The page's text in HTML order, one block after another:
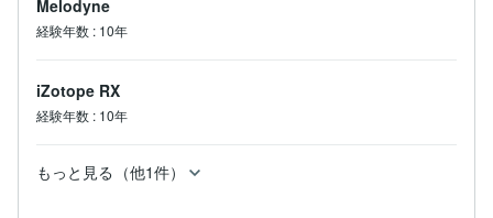
Melodyne
経験年数 : 10年
iZotope RX
経験年数 : 10年
もっと見る（他1件）